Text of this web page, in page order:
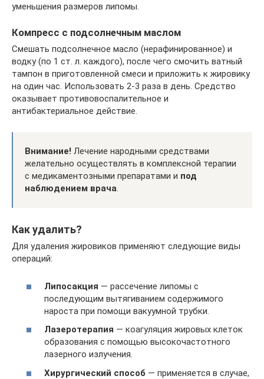
уменьшения размеров липомы.
Компресс с подсолнечным маслом
Смешать подсолнечное масло (нерафинированное) и
водку (по 1 ст. л. каждого), после чего смочить ватный
тампон в приготовленной смеси и приложить к жировику
на один час. Использовать 2-3 раза в день. Средство
оказывает противовоспалительное и
антибактериальное действие.
Внимание! Лечение народными средствами
желательно осуществлять в комплексной терапии
с медикаментозными препаратами и под
наблюдением врача.
Как удалить?
Для удаления жировиков применяют следующие виды
операций:
Липосакция — рассечение липомы с
последующим вытягиванием содержимого
нароста при помощи вакуумной трубки.
Лазеротерапия — коагуляция жировых клеток
образования с помощью высокочастотного
лазерного излучения.
Хирургический способ — применяется в случае,